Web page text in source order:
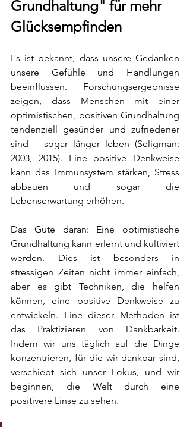
Grundhaltung" für mehr
Glücksempfinden
Es ist bekannt, dass unsere Gedanken
unsere Gefühle und Handlungen
beeinflussen. Forschungsergebnisse
zeigen, dass Menschen mit einer
optimistischen, positiven Grundhaltung
tendenziell gesünder und zufriedener
sind – sogar länger leben (Seligman:
2003, 2015). Eine positive Denkweise
kann das Immunsystem stärken, Stress
abbauen und sogar die
Lebenserwartung erhöhen.
Das Gute daran: Eine optimistische
Grundhaltung kann erlernt und kultiviert
werden. Dies ist besonders in
stressigen Zeiten nicht immer einfach,
aber es gibt Techniken, die helfen
können, eine positive Denkweise zu
entwickeln. Eine dieser Methoden ist
das Praktizieren von Dankbarkeit.
Indem wir uns täglich auf die Dinge
konzentrieren, für die wir dankbar sind,
verschiebt sich unser Fokus, und wir
beginnen, die Welt durch eine
positivere Linse zu sehen.